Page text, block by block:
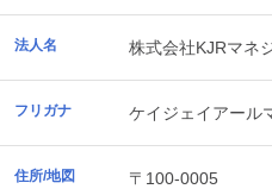
法人名 株式会社KJRマネ
フリガナ ケイジェイアール
住所/地図
〒100-0005